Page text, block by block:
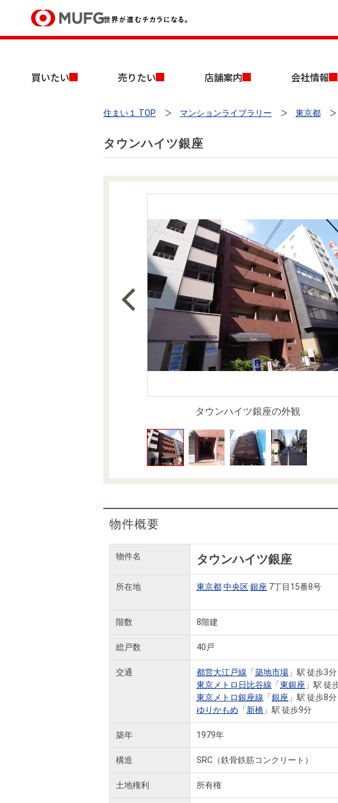
買いたい 売りたい 店舗案内 会社情報
買いたいTOP
投資用物件を探す
住宅ロー
住まいと暮らしの税金の本（電子ブック） 購入ガイ
売りたいTOP
売却時手取り金額試算
周辺相場
住まいと暮らしの税金の本（電子ブック） 売却ガイ
店舗案内TOP
店舗のご案内（首都圏） 店舗のご
会社情報TOP
会社概要
組織図
本社地図
会社案内（電子ブック版）
採用情報TOP
キャリア
売りたい
住まい１ TOP マンションライブラリー 東京都
タウンハイツ銀座
タウンハイツ銀座の外観
物件概要
物件名 タウンハイツ銀座
所在地 東京都中央区銀座 7丁目15番8号
階数 8階建
総戸数 40戸
交通 都営大江戸線 「築地市場 」駅 徒歩3分
東京メトロ日比谷線 「東銀座 」駅 徒
東京メトロ銀座線 「銀座 」駅 徒歩8分
ゆりかもめ 「新橋 」駅 徒歩9分
築年 1979年
構造 SRC（鉄骨鉄筋コンクリート）
土地権利 所有権